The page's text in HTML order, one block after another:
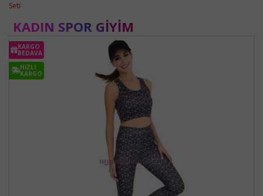
Seti
KADIN SPOR GIYIM
KARGO
BEDAVA
HIZLI
KARGO